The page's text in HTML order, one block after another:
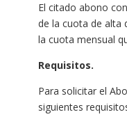
El citado abono
de la cuota de alta
la cuota mensual
Requisitos.
Para solicitar el
siguientes